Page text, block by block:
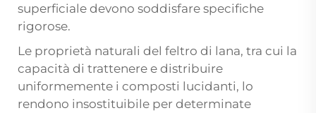
superficiale devono soddisfare specifiche
rigorose.
Le proprietà naturali del feltro di lana, tra cui la
capacità di trattenere e distribuire
uniformemente i composti lucidanti, lo
rendono insostituibile per determinate